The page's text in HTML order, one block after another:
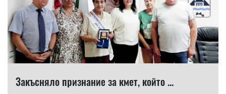
Закъсняло признание за кмет, който ...